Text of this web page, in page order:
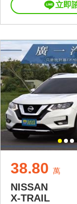
立即
38.80 萬
NISSAN
X-TRAIL